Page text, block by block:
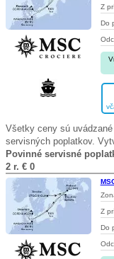
Z
Do
Všetky ceny sú
servisných poplatkov.
Povinné servisné
2 r. € 0
Z
Do